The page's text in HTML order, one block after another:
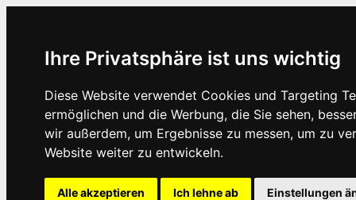
Ihre Privatsphäre ist uns wichtig
Diese Website verwendet Cookies und Targeting
ermöglichen und die Werbung, die Sie sehen,
wir außerdem, um Ergebnisse zu messen, um zu
Website weiter zu entwickeln.
Alle akzeptieren Ich lehne ab Einstellungen